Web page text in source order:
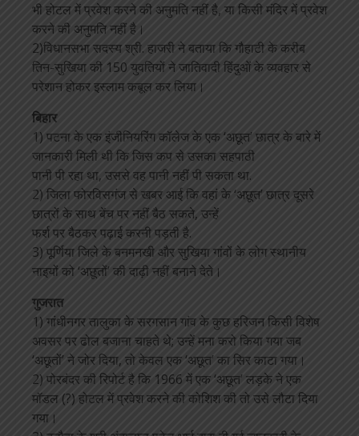
भी होटल में प्रवेश करने की अनुमति नहीं है, या किसी मंदिर में प्रवेश
करने की अनुमति नहीं है।
2)विधानसभा सदस्य श्री. हाजरी ने बताया कि गौहाटी के करीब
तिन-सुखिया की 150 युवतियों ने जातिवादी हिंदुओं के व्यवहार से
परेशान होकर इस्लाम कबूल कर लिया।
बिहार
1) पटना के एक इंजीनियरिंग कॉलेज के एक ‘अछूत’ छात्र के बारे में
जानकारी मिली थी कि जिस कप से उसका सहपाठी
पानी पी रहा था, उससे वह पानी नहीं पी सकता था.
2) जिला फोरविसगंज से खबर आई कि वहां के ‘अछूत’ छात्र दूसरे
छात्रों के साथ बेंच पर नहीं बैठ सकते, उन्हें
फर्श पर बैठकर पढ़ाई करनी पड़ती है.
3) पूर्णिया जिले के बनमनखी और सुखिया गांवों के लोग स्थानीय
नाइयों को ‘अछूतों’ की दाढ़ी नहीं बनाने देते।
गुजरात
1) गांधीनगर तालुका के सरगसान गांव के कुछ हरिजन किसी विशेष
अवसर पर ढोल बजाना चाहते थे; उन्हें मना करो किया गया जब
‘अछूतों’ ने जोर दिया, तो केवल एक ‘अछूत’ का सिर काटा गया।
2) पोरबंदर की रिपोर्ट है कि 1966 में एक ‘अछूत’ लड़के ने एक
मॉडल (?) होटल में प्रवेश करने की कोशिश की तो उसे लौटा दिया
गया।